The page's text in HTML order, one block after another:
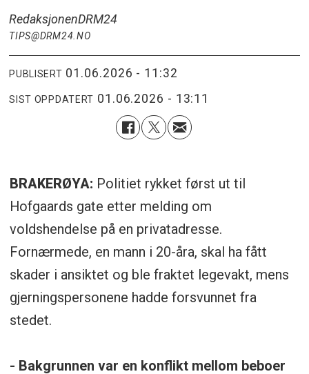
RedaksjonenDRM24
TIPS@DRM24.NO
PUBLISERT 01.06.2026 - 11:32
SIST OPPDATERT 01.06.2026 - 13:11
BRAKERØYA: Politiet rykket først ut til
Hofgaards gate etter melding om
voldshendelse på en privatadresse.
Fornærmede, en mann i 20-åra, skal ha fått
skader i ansiktet og ble fraktet legevakt, mens
gjerningspersonene hadde forsvunnet fra
stedet.
- Bakgrunnen var en konflikt mellom beboer